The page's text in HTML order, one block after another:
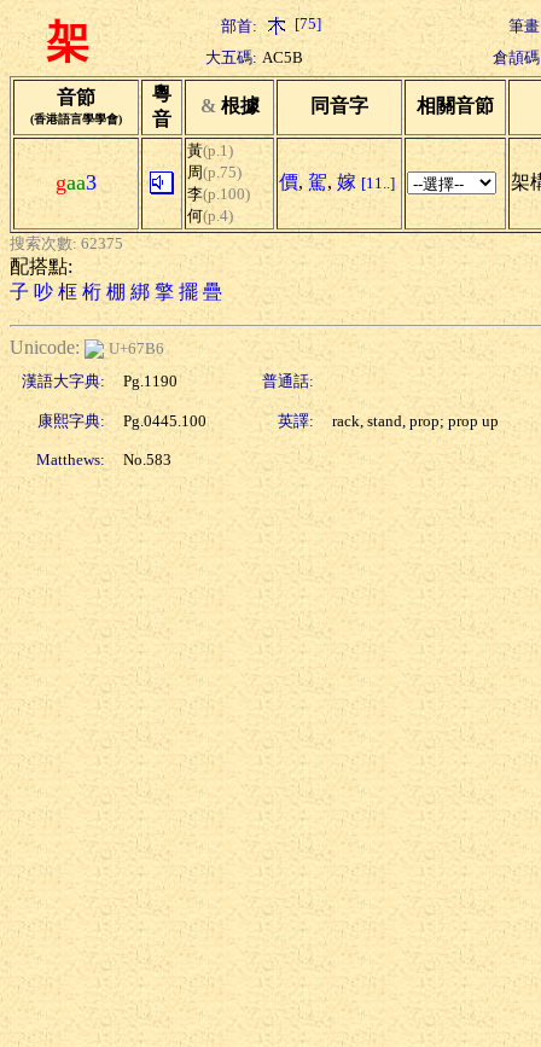
架 部首: [75]
筆
大五碼: AC5B 倉頡
音節
(香港語言學學會)
粵
音
& 根據 同音字 相關音節
gaa3
黃(p.1)
周(p.75)
李(p.100)
何(p.4)
價, 駕, 嫁 [11..] 架
搜索次數: 62375
配搭點:
子 吵 框 桁 棚 綁 擎 擺 疊
Unicode:
U+67B6
漢語大字典:
Pg.1190 普通話:
康熙字典: Pg.0445.100 英譯: rack, stand, prop; prop up
Matthews: No.583